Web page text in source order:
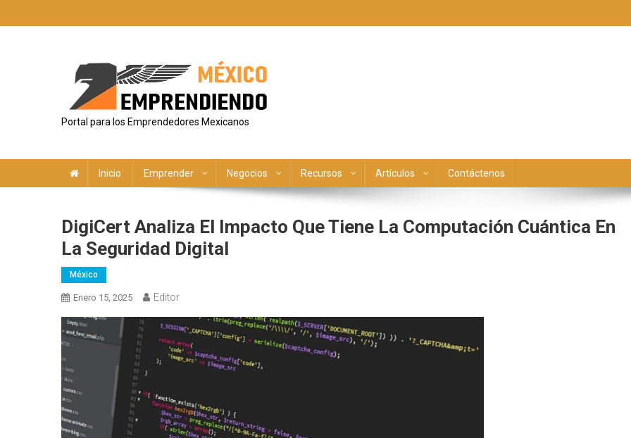
al
Portal para los Emprendedores Mexicanos
Inicio Emprender Negocios Recursos Artículos Contáctenos
DigiCert Analiza El Impacto Que Tiene La Computación Cuántica En
La Seguridad Digital
México
Enero 15, 2025 Editor